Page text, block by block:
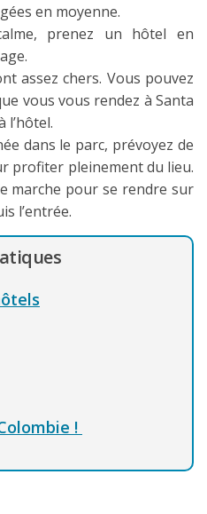
en moyenne.
prenez un hôtel en
assez chers. Vous pouvez
vous vous rendez à Santa
l’hôtel.
dans le parc, prévoyez de
profiter pleinement du lieu.
marche pour se rendre sur
l’entrée.
!